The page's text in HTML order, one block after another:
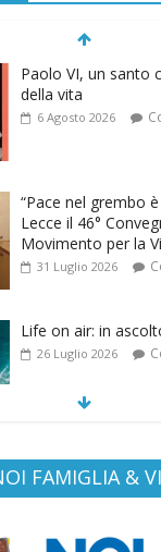
Paolo VI, un santo
della vita
6 Agosto 2026
“Pace nel grembo
Lecce il 46°
Movimento per la
31 Luglio 2026
Life on air: in
26 Luglio 2026
SAMARITANI 2.0:
Emilia Romagna al
legge
FAMIGLIA &